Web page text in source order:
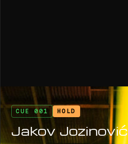
CUE 001 HOLD
Jakov Jozinović